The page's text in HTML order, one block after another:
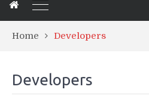
Home Developers
Developers